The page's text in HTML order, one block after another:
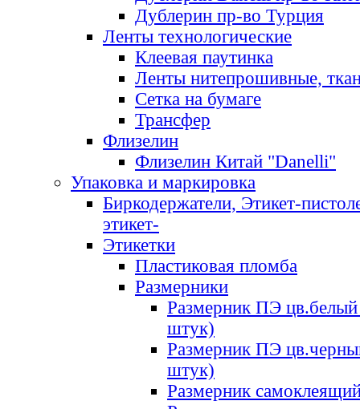
Дублерин пр-во Турция
Ленты технологические
Клеевая паутинка
Ленты нитепрошивные,
Сетка на бумаге
Трансфер
Флизелин
Флизелин Китай "Danelli"
Упаковка и маркировка
Биркодержатели, Этикет-
этикет-
Этикетки
Пластиковая пломба
Размерники
Размерник ПЭ цв.белый
штук)
Размерник ПЭ
штук)
Размерник